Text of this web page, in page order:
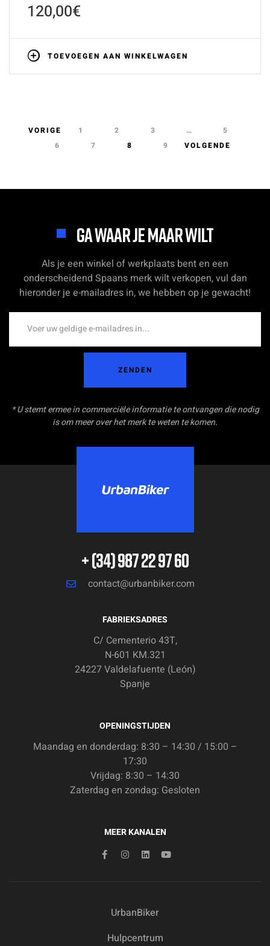
120,00€
TOEVOEGEN AAN WINKELWAGEN
VORIGE 1 2 3 …
5
6
7 8 9 VOLGENDE
GA WAAR JE MAAR WILT
Als je een winkel of werkplaats bent en een
onderscheidend Spaans merk wilt verkopen, vul dan
hieronder je e-mailadres in, we hebben op je gewacht!
ZENDEN
* U stemt ermee in commerciële informatie te ontvangen die nodig
is om meer over het merk te weten te komen.
+ (34) 987 22 97 60
contact@urbanbiker.com
FABRIEKSADRES
C/ Cementerio 43T,
N-601 KM.321
24227 Valdelafuente (León)
Spanje
OPENINGSTIJDEN
Maandag en donderdag: 8:30 – 14:30 / 15:00 –
17:30
Vrijdag: 8:30 – 14:30
Zaterdag en zondag: Gesloten
MEER KANALEN
UrbanBiker
Hulpcentrum